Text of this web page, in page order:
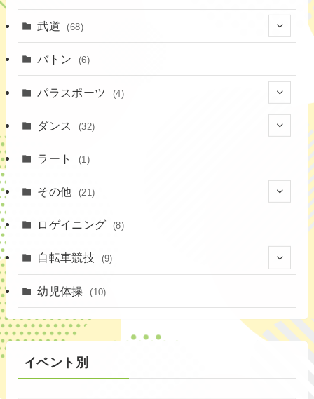
(16)
(12)
(11)
(3)
(14)
(4)
(20)
(15)
武道 (68)
(23)
(16)
(6)
バトン (6)
パラスポーツ (4)
ダンス (32)
(3)
(2)
ラート (1)
その他 (21)
(4)
ロゲイニング (8)
自転車競技 (9)
幼児体操 (10)
イベント別